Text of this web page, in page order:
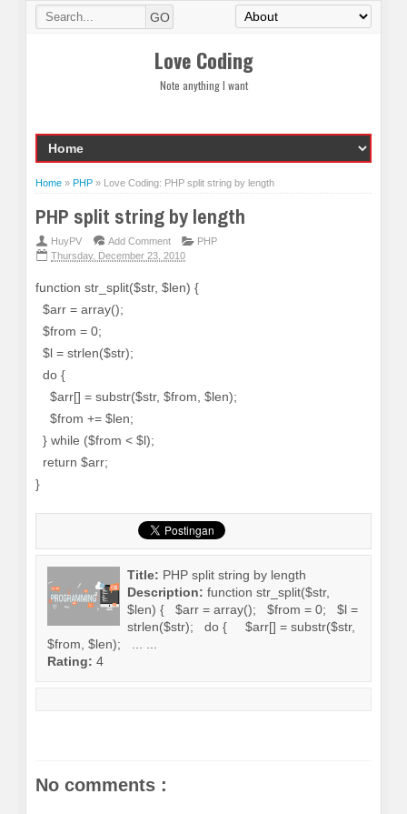
Love Coding
Note anything I want
Home » PHP » Love Coding: PHP split string by length
PHP split string by length
HuyPV Add Comment
PHP
Thursday, December 23, 2010
function str_split($str, $len) {
$arr = array();
$from = 0;
$l = strlen($str);
do {
$arr[] = substr($str, $from, $len);
$from += $len;
} while ($from < $l);
return $arr;
}
Title: PHP split string by length
Description: function str_split($str,
$len) { $arr = array(); $from = 0; $l =
strlen($str); do { $arr[] = substr($str,
$from, $len); ... ...
Rating: 4
No comments :